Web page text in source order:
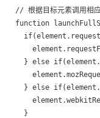
// 根据目标元素调用相
function
} else
} else
  }